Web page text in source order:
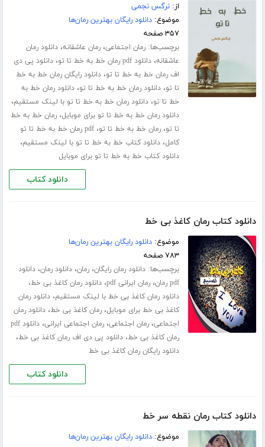
از:نرگس نجمی
موضوع:دانلود رایگان بهترین رمان‌ها
۳۵۷ صفحه
برچسب‌ها:رمان اجتماعی،رمان عاشقانه،دانلود رمان
عاشقانه،دانلود pdf رمان خط به خط تا تو ،دانلود پی دی
اف رمان خط به خط تا تو،دانلود رایگان رمان خط به خط
تا تو،دانلود رمان خط به خط تا تو،دانلود رمان خط به
خط تا تو،دانلود رمان خط به خط تا تو با لینک مستقیم،
دانلود رمان خط به خط تا تو برای موبایل،رمان خط به خط
تا تو،رمان خط به خط تا تو،
pdf رمان خط به خط تا تو
کامل،دانلود کتاب خط به خط تا تو با لینک مستقیم،
دانلود کتاب خط به خط تا تو برای موبایل
دانلود کتاب
دانلود کتاب رمان کاغذ بی خط
موضوع:دانلود رایگان بهترین رمان‌ها
۷۸۳ صفحه
برچسب‌ها:دانلود رمان رایگان،رمان،دانلود رمان،دانلود
pdf رمان
،رمان ایرانی pdf ،دانلود رمان کاغذ بی خط،
دانلود رمان کاغذ بی خط با لینک مستقیم،دانلود رمان
کاغذ بی خط برای موبایل،رمان کاغذ بی خط،دانلود رمان
اجتماعی،رمان اجتماعی،رمان اجتماعی ایرانی،
دانلود pdf
رمان کاغذ بی خط،دانلود پی دی اف رمان کاغذ بی خط،
دانلود رایگان رمان کاغذ بی خط
دانلود کتاب
دانلود کتاب رمان نقطه سر خط
موضوع:دانلود رایگان بهترین رمان‌ها